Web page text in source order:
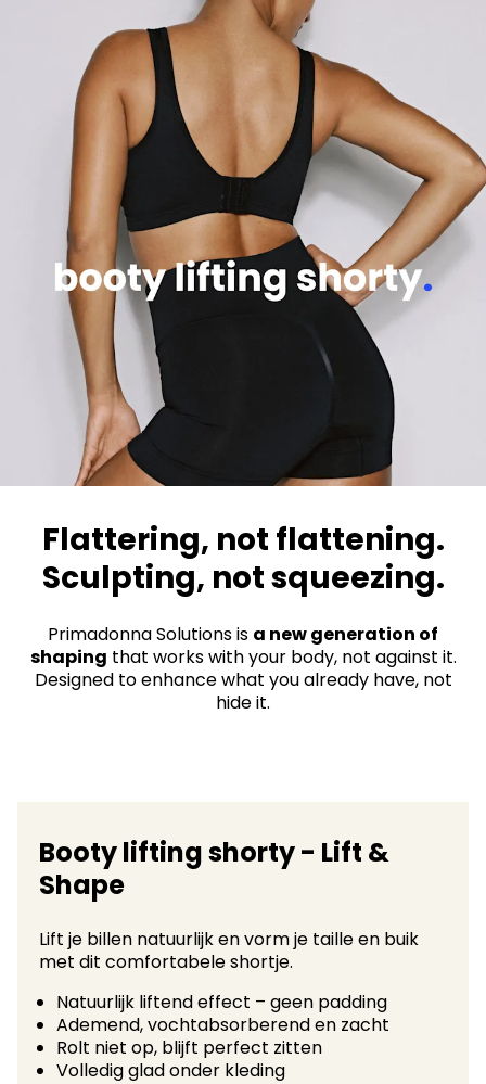
Flattering, not flattening.
Sculpting, not squeezing.​
Primadonna Solutions is a new generation of
shaping that works with your body, not against it.
Designed to enhance what you already have, not
hide it.
Booty lifting shorty - Lift &
Shape
Lift je billen natuurlijk en vorm je taille en buik
met dit comfortabele shortje.
Natuurlijk liftend effect – geen padding
Ademend, vochtabsorberend en zacht
Rolt niet op, blijft perfect zitten
Volledig glad onder kleding